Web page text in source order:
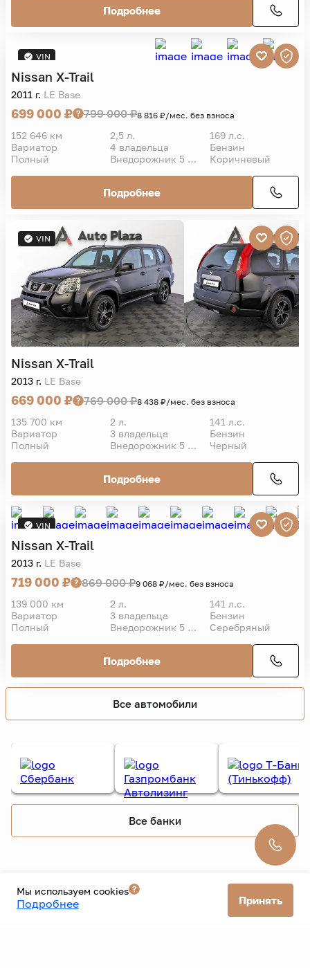
Подробнее
VIN
Nissan
152 646 км 2,5 л.
169 л.с.
4 владельца
Бензин
Коричневый
Подробнее
VIN
Nissan
669 000 ₽ 769 000 ₽ 8 438 ₽/мес. без взноса
135 700 км 2 л.
141 л.с.
Вариатор
Полный
Подробнее
VIN
Nissan
719 000 ₽ 869 000 ₽9 068 ₽/мес. без взноса
2 л.
Вариатор
3 владельца
Бензин
Подробнее
Все автомобили
Мы используем cookies
Подробнее Принять